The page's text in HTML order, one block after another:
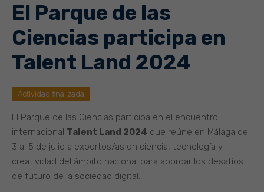
El Parque de las
Ciencias participa en
Talent Land 2024
Actividad finalizada
El Parque de las Ciencias participa en el encuentro
internacional Talent Land 2024 que reúne en Málaga del
3 al 5 de julio a expertos/as en ciencia, tecnología y
creatividad del ámbito nacional para abordar los desafíos
de futuro de la sociedad digital.